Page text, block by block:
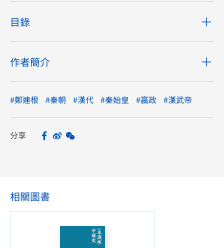
目錄
作者簡介
#鄭連根 #秦朝 #漢代 #秦始皇 #嬴政 #漢武帝
分享 Facebook
Sina Weibo
WeChat
相關圖書